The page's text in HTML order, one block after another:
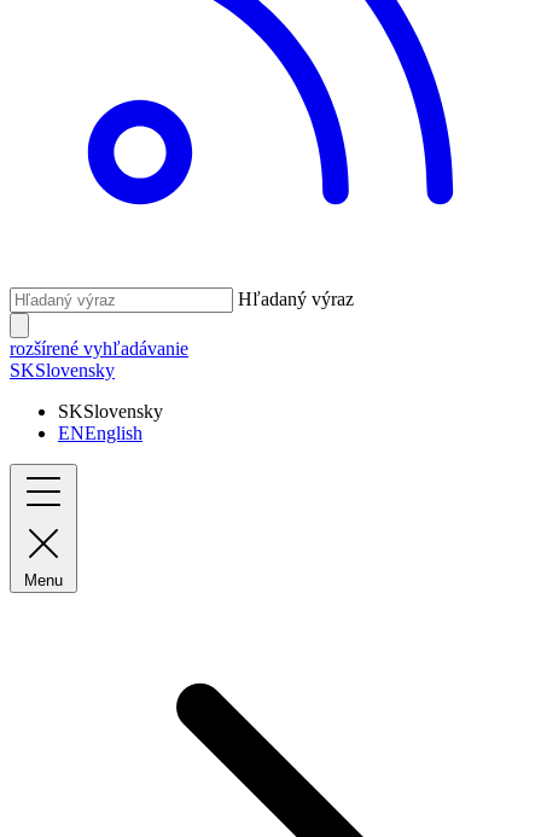
Hľadaný výraz
rozšírené vyhľadávanie
SKSlovensky
SKSlovensky
ENEnglish
Menu